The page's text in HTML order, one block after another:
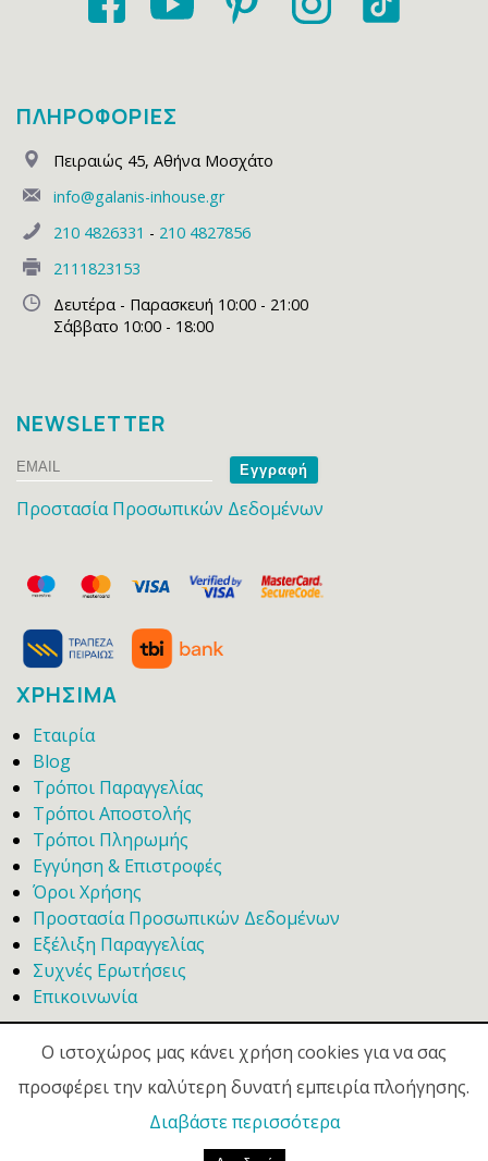
ΠΛΗΡΟΦΟΡΙΕΣ
Πειραιώς 45, Αθήνα Μοσχάτο
info@galanis-inhouse.gr
210 4826331 - 210 4827856
2111823153
Δευτέρα - Παρασκευή 10:00 - 21:00
Σάββατο 10:00 - 18:00
NEWSLETTER
Email
Name
Προστασία Προσωπικών Δεδομένων
ΧΡΗΣΙΜΑ
Εταιρία
Blog
Τρόποι Παραγγελίας
Τρόποι Αποστολής
Τρόποι Πληρωμής
Εγγύηση & Επιστροφές
Όροι Χρήσης
Προστασία Προσωπικών Δεδομένων
Εξέλιξη Παραγγελίας
Συχνές Ερωτήσεις
Επικοινωνία
Ο ιστοχώρος μας κάνει χρήση cookies για να σας
προσφέρει την καλύτερη δυνατή εμπειρία πλοήγησης.
Διαβάστε περισσότερα